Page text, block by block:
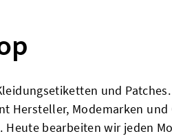
und
Hersteller, Modemarken und
bearbeiten wir jeden